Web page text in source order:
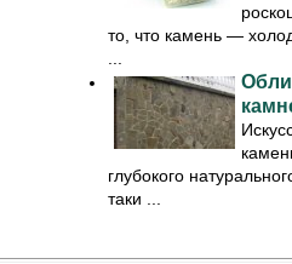
то, что камень —
глубокого
таки ...